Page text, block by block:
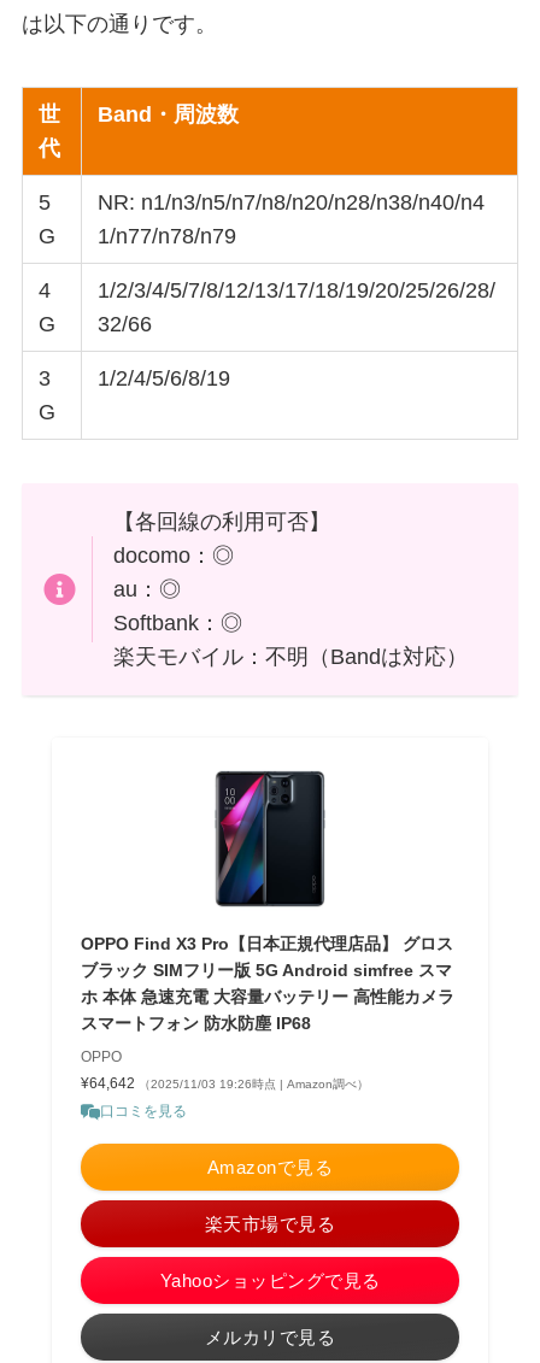
は以下の通りです。
世
代
Band・周波数
5
G
NR: n1/n3/n5/n7/n8/n20/n28/n38/n40/n4
1/n77/n78/n79
4
G
1/2/3/4/5/7/8/12/13/17/18/19/20/25/26/28/
32/66
3
G
1/2/4/5/6/8/19
【各回線の利用可否】
docomo：◎
au：◎
Softbank：◎
楽天モバイル：不明（Bandは対応）
OPPO Find X3 Pro【日本正規代理店品】 グロス
ブラック SIMフリー版 5G Android simfree スマ
ホ 本体 急速充電 大容量バッテリー 高性能カメラ
スマートフォン 防水防塵 IP68
OPPO
¥64,642
（2025/11/03 19:26時点 | Amazon調べ）
口コミを見る
Amazonで見る
楽天市場で見る
Yahooショッピングで見る
メルカリで見る